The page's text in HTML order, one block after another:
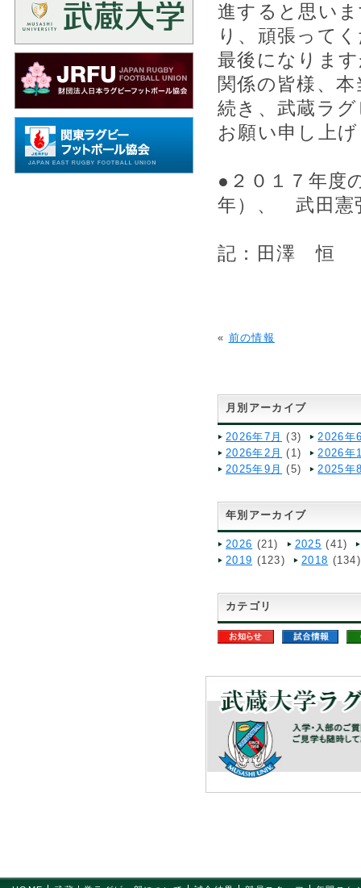
進すると思い
り、頑張って
最後になりま
関係の皆様、
続き、武蔵ラ
お願い申し上
●２０１７年
年）、 武田憲
記：田澤 恒
« 前の情報
月別アーカイブ
2026年7月 (3)
2026年
2026年2月 (1)
2026年
2025年9月 (5) 2025年
年別アーカイブ
2026 (21) 2025 (41)
2019 (123) 2018 (134)
カテゴリ